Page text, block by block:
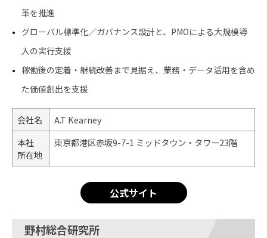
革を推進
グローバル標準化／ガバナンス設計と、PMOによる大規模導
入の実行支援
稼働後の定着・継続改善まで見据え、業務・データ活用を含め
た価値創出を支援
会社名
A.T Kearney
本社
所在地
東京都港区赤坂9-7-1 ミッドタウン・タワー23階
公式サイト
野村総合研究所